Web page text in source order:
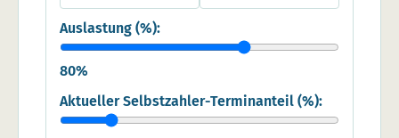
Auslastung (%):
80%
Aktueller Selbstzahler-Terminanteil (%):